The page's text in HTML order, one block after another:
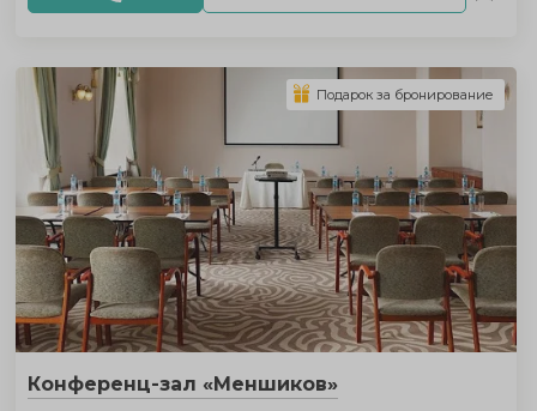
Конференц-зал «Меншиков»
Подарок за бронирование